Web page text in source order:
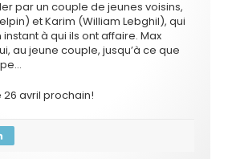
par un couple de jeunes voisins,
et Karim (William Lebghil), qui
à qui ils ont affaire. Max
au jeune couple, jusqu’à ce que
avril prochain!